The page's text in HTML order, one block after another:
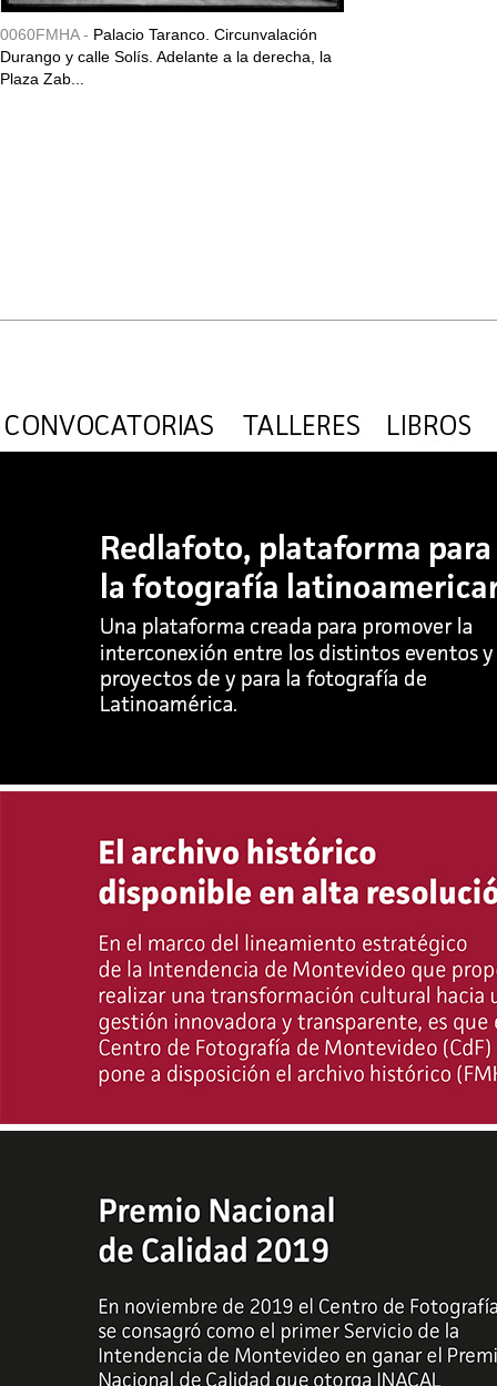
0060FMHA - Palacio Taranco. Circunvalación
Durango y calle Solís. Adelante a la derecha, la
Plaza Zab...